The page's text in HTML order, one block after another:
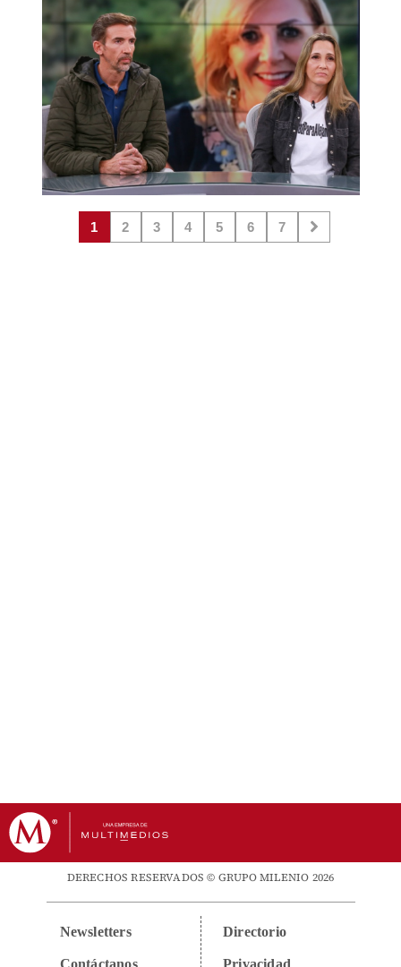
1 2 3 4 5 6 7
DERECHOS RESERVADOS © GRUPO MILENIO 2026
Newsletters
Contáctanos
Directorio
Privacidad